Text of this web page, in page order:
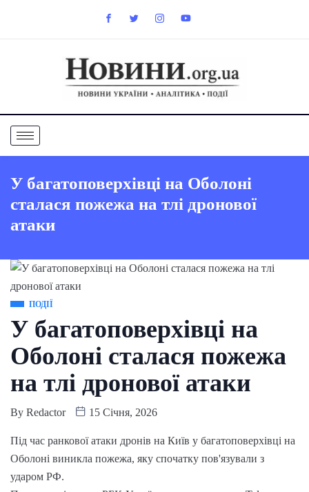
У багатоповерхівці на Оболоні
сталася пожежа на тлі дронової
атаки
ПОДІЇ
У багатоповерхівці на
Оболоні сталася пожежа
на тлі дронової атаки
By Redactor 15 Січня, 2026
Під час ранкової атаки дронів на Київ у багатоповерхівці на
Оболоні виникла пожежа, яку спочатку пов'язували з
ударом РФ.